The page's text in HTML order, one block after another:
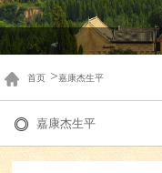
首页 >嘉康杰生平
嘉康杰生平